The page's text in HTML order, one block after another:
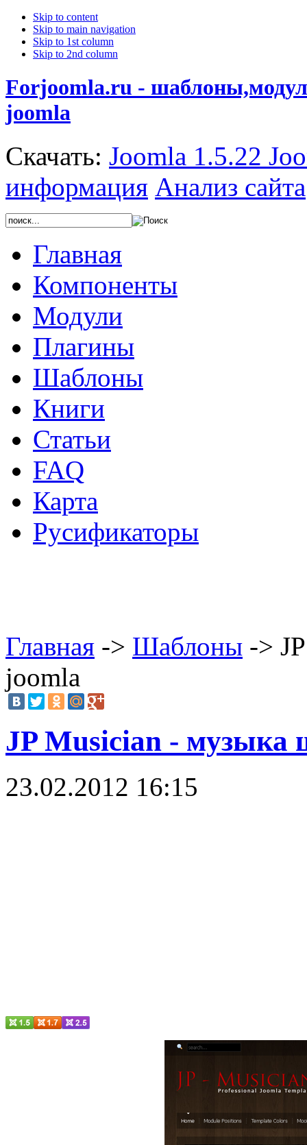
Skip to content
Skip to main navigation
Skip to 1st column
Skip to 2nd column
Forjoomla.ru -
joomla
Скачать: Joomla 1.5.22
информация Анализ сайта
Главная
Компоненты
Модули
Плагины
Шаблоны
Книги
Статьи
FAQ
Карта
Русификаторы
Главная -> Шаблоны ->
joomla
JP Musician - музыка
23.02.2012 16:15